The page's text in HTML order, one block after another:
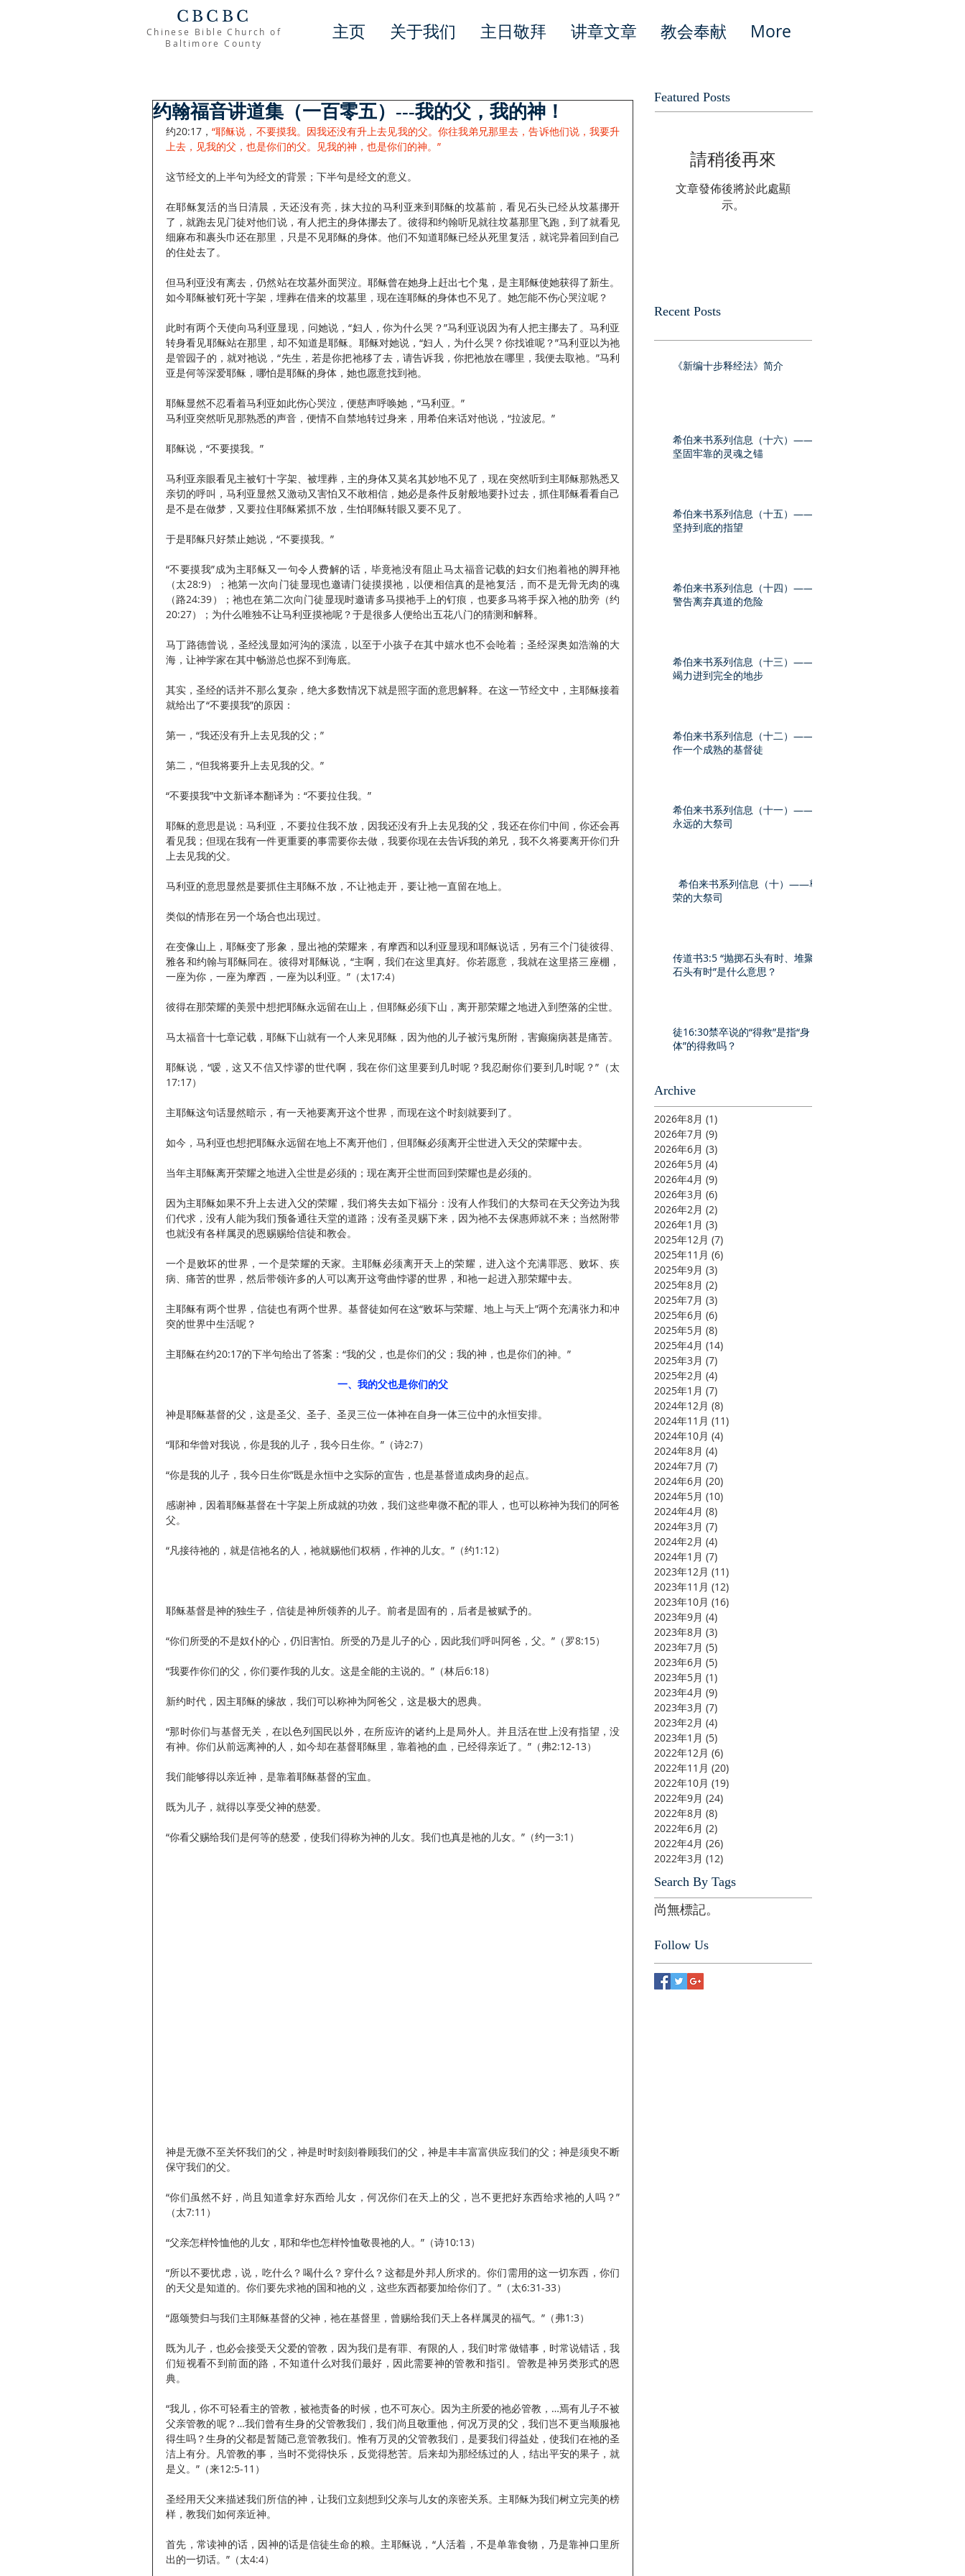
CBCBC
Chinese Bible Church of
Baltimore County
主页 关于我们 主日敬拜 讲章文章 教会奉献 More
约翰福音讲道集（一百零五）---我的父，我的神！
约20:17，“耶稣说，不要摸我。因我还没有升上去见我的父。你往我弟兄那里去，告诉他们说，我要升
上去，见我的父，也是你们的父。见我的神，也是你们的神。”
这节经文的上半句为经文的背景；下半句是经文的意义。
在耶稣复活的当日清晨，天还没有亮，抹大拉的马利亚来到耶稣的坟墓前，看见石头已经从坟墓挪开
了，就跑去见门徒对他们说，有人把主的身体挪去了。彼得和约翰听见就往坟墓那里飞跑，到了就看见
细麻布和裹头巾还在那里，只是不见耶稣的身体。他们不知道耶稣已经从死里复活，就诧异着回到自己
的住处去了。
但马利亚没有离去，仍然站在坟墓外面哭泣。耶稣曾在她身上赶出七个鬼，是主耶稣使她获得了新生。
如今耶稣被钉死十字架，埋葬在借来的坟墓里，现在连耶稣的身体也不见了。她怎能不伤心哭泣呢？
此时有两个天使向马利亚显现，问她说，“妇人，你为什么哭？”马利亚说因为有人把主挪去了。马利亚
转身看见耶稣站在那里，却不知道是耶稣。耶稣对她说，“妇人，为什么哭？你找谁呢？”马利亚以为祂
是管园子的，就对祂说，“先生，若是你把祂移了去，请告诉我，你把祂放在哪里，我便去取祂。”马利
亚是何等深爱耶稣，哪怕是耶稣的身体，她也愿意找到祂。
耶稣显然不忍看着马利亚如此伤心哭泣，便慈声呼唤她，“马利亚。”
马利亚突然听见那熟悉的声音，便情不自禁地转过身来，用希伯来话对他说，“拉波尼。”
耶稣说，“不要摸我。”
马利亚亲眼看见主被钉十字架、被埋葬，主的身体又莫名其妙地不见了，现在突然听到主耶稣那熟悉又
亲切的呼叫，马利亚显然又激动又害怕又不敢相信，她必是条件反射般地要扑过去，抓住耶稣看看自己
是不是在做梦，又要拉住耶稣紧抓不放，生怕耶稣转眼又要不见了。
于是耶稣只好禁止她说，“不要摸我。”
“不要摸我”成为主耶稣又一句令人费解的话，毕竟祂没有阻止马太福音记载的妇女们抱着祂的脚拜祂
（太28:9）；祂第一次向门徒显现也邀请门徒摸摸祂，以便相信真的是祂复活，而不是无骨无肉的魂
（路24:39）；祂也在第二次向门徒显现时邀请多马摸祂手上的钉痕，也要多马将手探入祂的肋旁（约
20:27）；为什么唯独不让马利亚摸祂呢？于是很多人便给出五花八门的猜测和解释。
马丁路德曾说，圣经浅显如河沟的溪流，以至于小孩子在其中嬉水也不会呛着；圣经深奥如浩瀚的大
海，让神学家在其中畅游总也探不到海底。
其实，圣经的话并不那么复杂，绝大多数情况下就是照字面的意思解释。在这一节经文中，主耶稣接着
就给出了“不要摸我”的原因：
第一，“我还没有升上去见我的父；”
第二，“但我将要升上去见我的父。”
“不要摸我”中文新译本翻译为：“不要拉住我。”
耶稣的意思是说：马利亚，不要拉住我不放，因我还没有升上去见我的父，我还在你们中间，你还会再
看见我；但现在我有一件更重要的事需要你去做，我要你现在去告诉我的弟兄，我不久将要离开你们升
上去见我的父。
马利亚的意思显然是要抓住主耶稣不放，不让祂走开，要让祂一直留在地上。
类似的情形在另一个场合也出现过。
在变像山上，耶稣变了形象，显出祂的荣耀来，有摩西和以利亚显现和耶稣说话，另有三个门徒彼得、
雅各和约翰与耶稣同在。彼得对耶稣说，“主啊，我们在这里真好。你若愿意，我就在这里搭三座棚，
一座为你，一座为摩西，一座为以利亚。”（太17:4）
彼得在那荣耀的美景中想把耶稣永远留在山上，但耶稣必须下山，离开那荣耀之地进入到堕落的尘世。
马太福音十七章记载，耶稣下山就有一个人来见耶稣，因为他的儿子被污鬼所附，害癫痫病甚是痛苦。
耶稣说，“嗳，这又不信又悖谬的世代啊，我在你们这里要到几时呢？我忍耐你们要到几时呢？”（太
17:17）
主耶稣这句话显然暗示，有一天祂要离开这个世界，而现在这个时刻就要到了。
如今，马利亚也想把耶稣永远留在地上不离开他们，但耶稣必须离开尘世进入天父的荣耀中去。
当年主耶稣离开荣耀之地进入尘世是必须的；现在离开尘世而回到荣耀也是必须的。
因为主耶稣如果不升上去进入父的荣耀，我们将失去如下福分：没有人作我们的大祭司在天父旁边为我
们代求，没有人能为我们预备通往天堂的道路；没有圣灵赐下来，因为祂不去保惠师就不来；当然附带
也就没有各样属灵的恩赐赐给信徒和教会。
一个是败坏的世界，一个是荣耀的天家。主耶稣必须离开天上的荣耀，进入这个充满罪恶、败坏、疾
病、痛苦的世界，然后带领许多的人可以离开这弯曲悖谬的世界，和祂一起进入那荣耀中去。
主耶稣有两个世界，信徒也有两个世界。基督徒如何在这“败坏与荣耀、地上与天上”两个充满张力和冲
突的世界中生活呢？
主耶稣在约20:17的下半句给出了答案：“我的父，也是你们的父；我的神，也是你们的神。”
一、我的父也是你们的父
神是耶稣基督的父，这是圣父、圣子、圣灵三位一体神在自身一体三位中的永恒安排。
“耶和华曾对我说，你是我的儿子，我今日生你。”（诗2:7）
“你是我的儿子，我今日生你”既是永恒中之实际的宣告，也是基督道成肉身的起点。
感谢神，因着耶稣基督在十字架上所成就的功效，我们这些卑微不配的罪人，也可以称神为我们的阿爸
父。
“凡接待祂的，就是信祂名的人，祂就赐他们权柄，作神的儿女。”（约1:12）
耶稣基督是神的独生子，信徒是神所领养的儿子。前者是固有的，后者是被赋予的。
“你们所受的不是奴仆的心，仍旧害怕。所受的乃是儿子的心，因此我们呼叫阿爸，父。”（罗8:15）
“我要作你们的父，你们要作我的儿女。这是全能的主说的。”（林后6:18）
新约时代，因主耶稣的缘故，我们可以称神为阿爸父，这是极大的恩典。
“那时你们与基督无关，在以色列国民以外，在所应许的诸约上是局外人。并且活在世上没有指望，没
有神。你们从前远离神的人，如今却在基督耶稣里，靠着祂的血，已经得亲近了。”（弗2:12-13）
我们能够得以亲近神，是靠着耶稣基督的宝血。
既为儿子，就得以享受父神的慈爱。
“你看父赐给我们是何等的慈爱，使我们得称为神的儿女。我们也真是祂的儿女。”（约一3:1）
神是无微不至关怀我们的父，神是时时刻刻眷顾我们的父，神是丰丰富富供应我们的父；神是须臾不断
保守我们的父。
“你们虽然不好，尚且知道拿好东西给儿女，何况你们在天上的父，岂不更把好东西给求祂的人吗？”
（太7:11）
“父亲怎样怜恤他的儿女，耶和华也怎样怜恤敬畏祂的人。”（诗10:13）
“所以不要忧虑，说，吃什么？喝什么？穿什么？这都是外邦人所求的。你们需用的这一切东西，你们
的天父是知道的。你们要先求祂的国和祂的义，这些东西都要加给你们了。”（太6:31-33）
“愿颂赞归与我们主耶稣基督的父神，祂在基督里，曾赐给我们天上各样属灵的福气。”（弗1:3）
既为儿子，也必会接受天父爱的管教，因为我们是有罪、有限的人，我们时常做错事，时常说错话，我
们短视看不到前面的路，不知道什么对我们最好，因此需要神的管教和指引。管教是神另类形式的恩
典。
“我儿，你不可轻看主的管教，被祂责备的时候，也不可灰心。因为主所爱的祂必管教，…焉有儿子不被
父亲管教的呢？…我们曾有生身的父管教我们，我们尚且敬重他，何况万灵的父，我们岂不更当顺服祂
得生吗？生身的父都是暂随己意管教我们。惟有万灵的父管教我们，是要我们得益处，使我们在祂的圣
洁上有分。凡管教的事，当时不觉得快乐，反觉得愁苦。后来却为那经练过的人，结出平安的果子，就
是义。”（来12:5-11）
圣经用天父来描述我们所信的神，让我们立刻想到父亲与儿女的亲密关系。主耶稣为我们树立完美的榜
样，教我们如何亲近神。
首先，常读神的话，因神的话是信徒生命的粮。主耶稣说，“人活着，不是单靠食物，乃是靠神口里所
出的一切话。”（太4:4）
Featured Posts
請稍後再來
文章發佈後將於此處顯
示。
Recent Posts
《新编十步释经法》简介
希伯来书系列信息（十六）——
坚固牢靠的灵魂之锚
希伯来书系列信息（十五）——
坚持到底的指望
希伯来书系列信息（十四）——
警告离弃真道的危险
希伯来书系列信息（十三）——
竭力进到完全的地步
希伯来书系列信息（十二）——
作一个成熟的基督徒
希伯来书系列信息（十一）——
永远的大祭司
希伯来书系列信息（十）——尊
荣的大祭司
传道书3:5 “抛掷石头有时、堆聚
石头有时”是什么意思？
徒16:30禁卒说的“得救”是指“身
体”的得救吗？
Archive
2026年8月 (1)
2026年7月 (9)
2026年6月 (3)
2026年5月 (4)
2026年4月 (9)
2026年3月 (6)
2026年2月 (2)
2026年1月 (3)
2025年12月 (7)
2025年11月 (6)
2025年9月 (3)
2025年8月 (2)
2025年7月 (3)
2025年6月 (6)
2025年5月 (8)
2025年4月 (14)
2025年3月 (7)
2025年2月 (4)
2025年1月 (7)
2024年12月 (8)
2024年11月 (11)
2024年10月 (4)
2024年8月 (4)
2024年7月 (7)
2024年6月 (20)
2024年5月 (10)
2024年4月 (8)
2024年3月 (7)
2024年2月 (4)
2024年1月 (7)
2023年12月 (11)
2023年11月 (12)
2023年10月 (16)
2023年9月 (4)
2023年8月 (3)
2023年7月 (5)
2023年6月 (5)
2023年5月 (1)
2023年4月 (9)
2023年3月 (7)
2023年2月 (4)
2023年1月 (5)
2022年12月 (6)
2022年11月 (20)
2022年10月 (19)
2022年9月 (24)
2022年8月 (8)
2022年6月 (2)
2022年4月 (26)
2022年3月 (12)
Search By Tags
尚無標記。
Follow Us